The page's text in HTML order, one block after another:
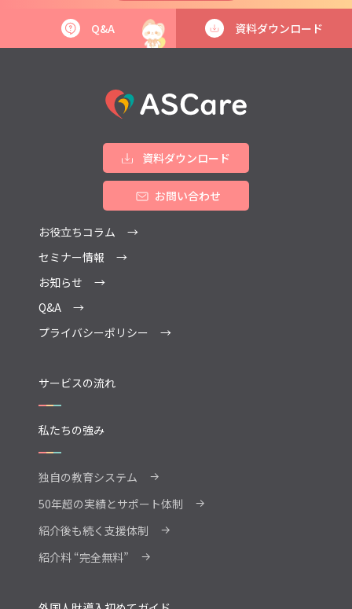
Q&A 資料ダウンロード
資料ダウンロード
お問い合わせ
お役立ちコラム
セミナー情報
お知らせ
Q&A
プライバシーポリシー
サービスの流れ
私たちの強み
独自の教育システム →
50年超の実績とサポート体制 →
紹介後も続く支援体制 →
紹介料 “完全無料” →